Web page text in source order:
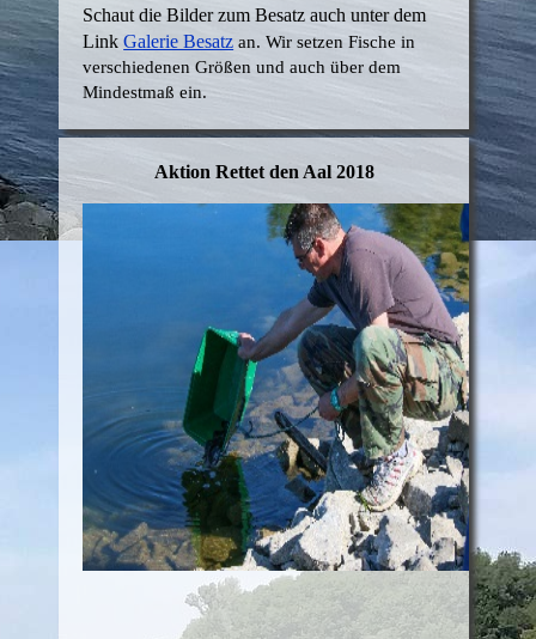
Schaut die Bilder zum Besatz auch unter dem
LinkGalerie Besatz an. Wir setzen Fische in
verschiedenen Größen und auch über dem
Mindestmaß ein.
Aktion Rettet den Aal 2018